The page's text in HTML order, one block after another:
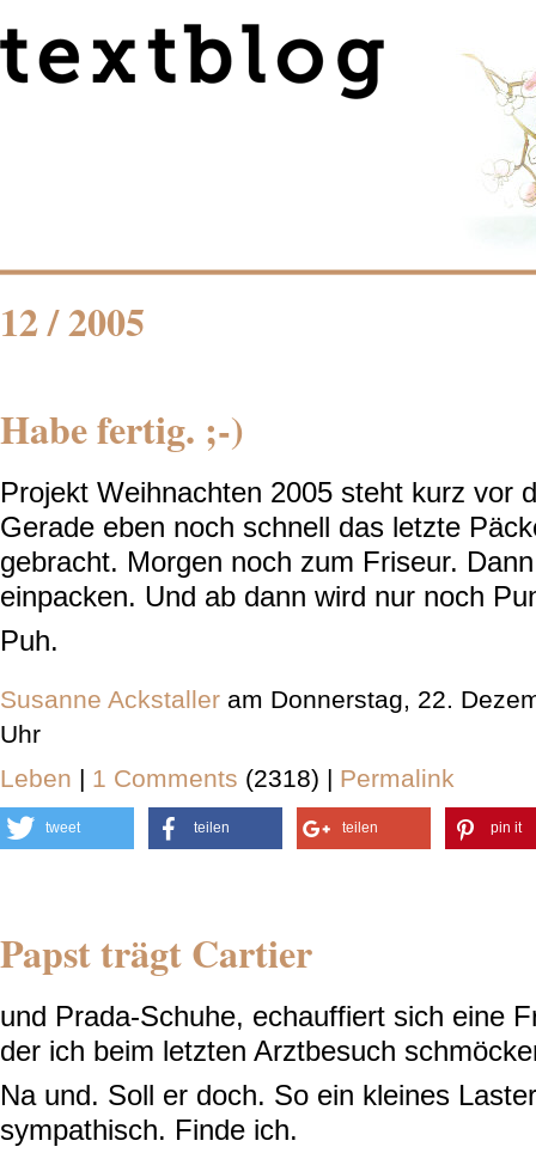
12 / 2005
Habe fertig. ;-)
Projekt Weihnachten 2005 steht kurz vor
Gerade eben noch schnell das letzte
gebracht. Morgen noch zum Friseur.
einpacken. Und ab dann wird nur noch
Puh.
Susanne Ackstaller am Donnerstag, 22.
Uhr
Leben | 1 Comments (2318) | Permalink
tweet teilen teilen pin it
Papst trägt Cartier
und Prada-Schuhe, echauffiert sich eine
der ich beim letzten Arztbesuch
Na und. Soll er doch. So ein kleines
sympathisch. Finde ich.